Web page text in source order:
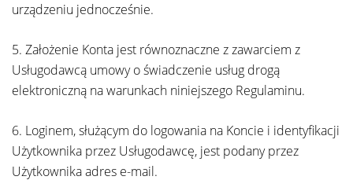
urządzeniu jednocześnie.
5. Założenie Konta jest równoznaczne z zawarciem z
Usługodawcą umowy o świadczenie usług drogą
elektroniczną na warunkach niniejszego Regulaminu.
6. Loginem, służącym do logowania na Koncie i identyfikacji
Użytkownika przez Usługodawcę, jest podany przez
Użytkownika adres e-mail.